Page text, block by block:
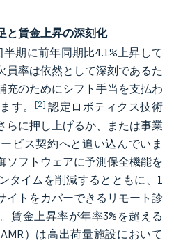
と賃金上昇の深刻化
期に前年同期比4.1%上昇して
員率は依然として深刻であるた
充のためにシフト手当を支払わ
す。 [2] 認定ロボティクス技術
らに押し上げるか、または事業
ビス契約へと追い込んでいま
ソフトウェアに予測保全機能を
タイムを削減するとともに、1
イトをカバーできるリモート診
賃金上昇率が年率3%を超える
）は高出荷量施設において